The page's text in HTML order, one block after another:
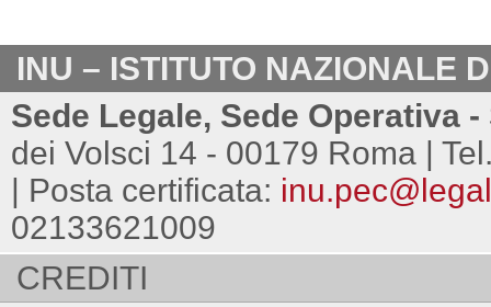
INU – ISTITUTO NAZIONALE
Sede Legale, Sede Operativa
dei Volsci 14 - 00179 Roma |
| Posta certificata:
02133621009
CREDITI